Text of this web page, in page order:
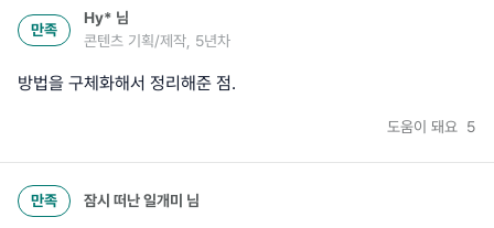
만족
Hy* 님
콘텐츠 기획/제작, 5년차
방법을 구체화해서 정리해준 점.
도움이 돼요 5
만족 잠시 떠난 일개미 님